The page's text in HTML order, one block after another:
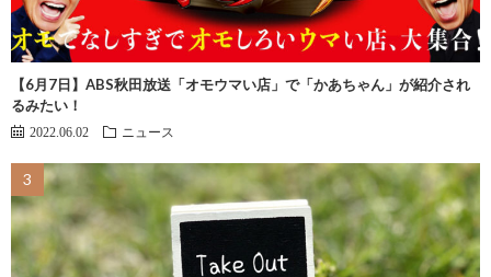
【6月7日】ABS秋田放送「オモウマい店」で「かあちゃん」が紹介され
るみたい！
2022.06.02 ニュース